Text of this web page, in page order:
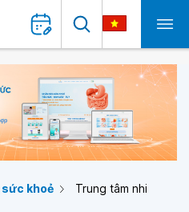
khoẻ Trung tâm nhi